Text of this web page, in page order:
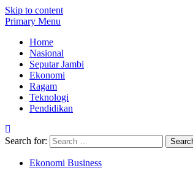
Skip to content
Primary Menu
Home
Nasional
Seputar Jambi
Ekonomi
Ragam
Teknologi
Pendidikan
Search for:
Ekonomi Business